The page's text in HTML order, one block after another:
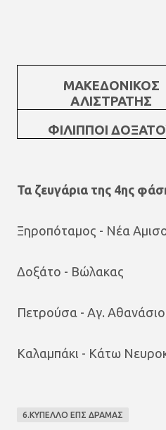
ΜΑΚΕΔΟΝΙΚΟΣ
ΑΛΙΣΤΡΑΤΗΣ
ΦΙΛΙΠΠΟΙ
Τα ζευγάρια της 4ης
Ξηροπόταμος - Νέα
Δοξάτο - Βώλακας
Πετρούσα - Αγ.
Καλαμπάκι - Κάτω
6.ΚΥΠΕΛΛΟ ΕΠΣ ΔΡΑΜΑΣ